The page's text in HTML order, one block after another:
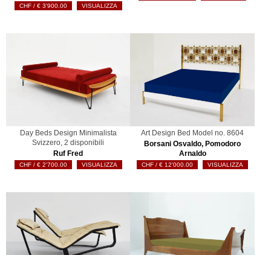
€3'900.00 VISUALIZZA
Day Beds Design Minimalista
Svizzero, 2 disponibili
Ruf Fred
€2'700.00 VISUALIZZA
Art Design Bed Model no. 8604
Borsani Osvaldo, Pomodoro
Arnaldo
€ 12'000.00 VISUALIZZA